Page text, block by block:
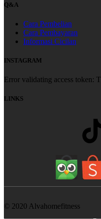
Q&A
Cara Pembelian
Cara Pembayaran
Informasi Cicilan
INSTAGRAM
Error validating access token:
LINKS
© 2020 Alvahomefitness